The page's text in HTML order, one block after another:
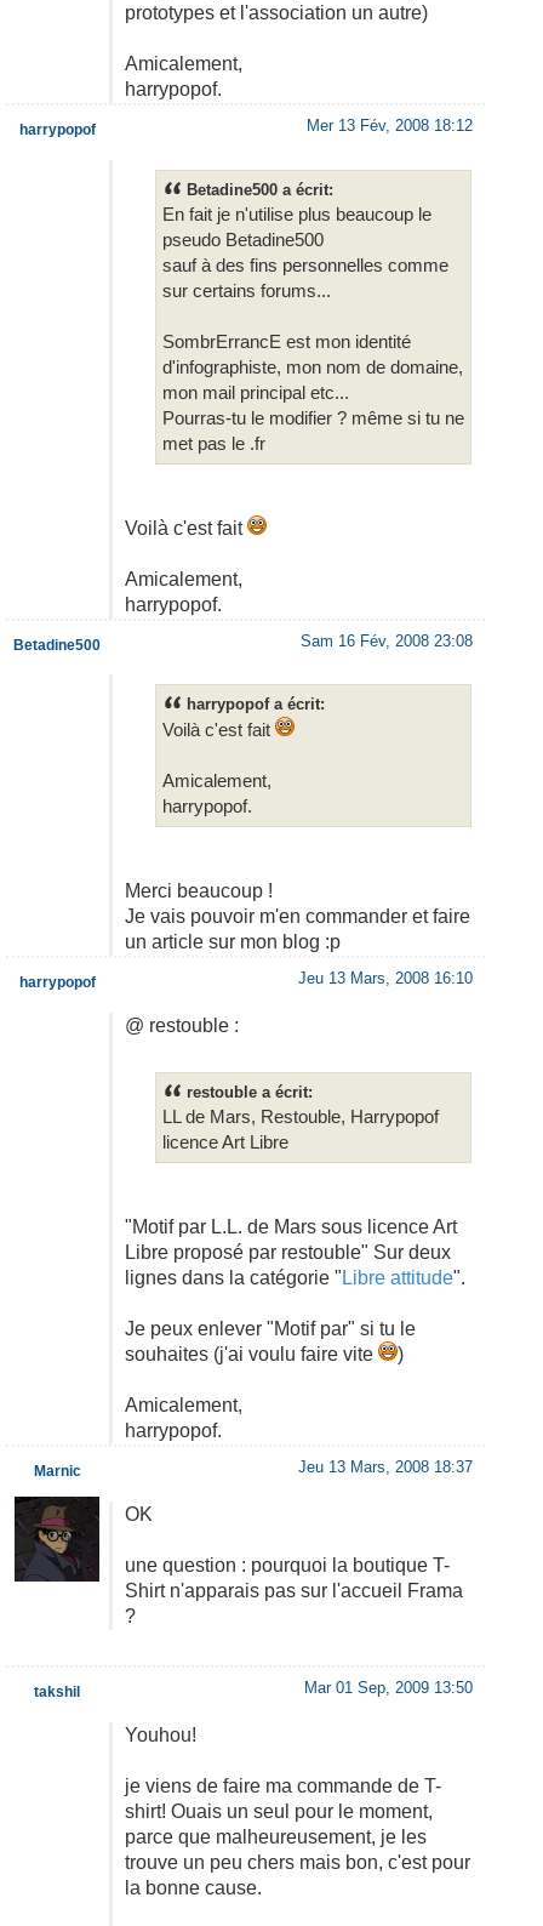
prototypes et l'association un autre)
Amicalement,
harrypopof.
Mer 13 Fév, 2008 18:12
Betadine500 a écrit:
En fait je n'utilise plus beaucoup le
pseudo Betadine500
sauf à des fins personnelles comme
sur certains forums...
SombrErrancE est mon identité
d'infographiste, mon nom de domaine,
mon mail principal etc...
Pourras-tu le modifier ? même si tu ne
met pas le .fr
Voilà c'est fait
Amicalement,
harrypopof.
harrypopof
Sam 16 Fév, 2008 23:08
harrypopof a écrit:
Voilà c'est fait
Amicalement,
harrypopof.
Merci beaucoup !
Je vais pouvoir m'en commander et faire
un article sur mon blog :p
Betadine500
Jeu 13 Mars, 2008 16:10
@ restouble :
restouble a écrit:
LL de Mars, Restouble, Harrypopof
licence Art Libre
"Motif par L.L. de Mars sous licence Art
Libre proposé par restouble" Sur deux
lignes dans la catégorie " Libre attitude".
Je peux enlever "Motif par" si tu le
souhaites (j'ai voulu faire vite
)
Amicalement,
harrypopof.
harrypopof
Jeu 13 Mars, 2008 18:37
OK
une question : pourquoi la boutique T-
Shirt n'apparais pas sur l'accueil Frama
?
Marnic
Mar 01 Sep, 2009 13:50
Youhou!
je viens de faire ma commande de T-
shirt! Ouais un seul pour le moment,
parce que malheureusement, je les
trouve un peu chers mais bon, c'est pour
la bonne cause.
takshil